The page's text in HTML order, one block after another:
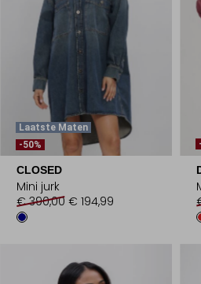
Laatste Maten
-50%
CLOSED
Mini jurk
€ 390,00 € 194,99